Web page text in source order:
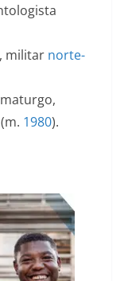
, militar norte-
(m. 1980).